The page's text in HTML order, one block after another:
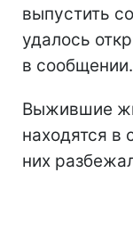
выпустить
удалось
в сообщении.
Выжившие
находятся в
них